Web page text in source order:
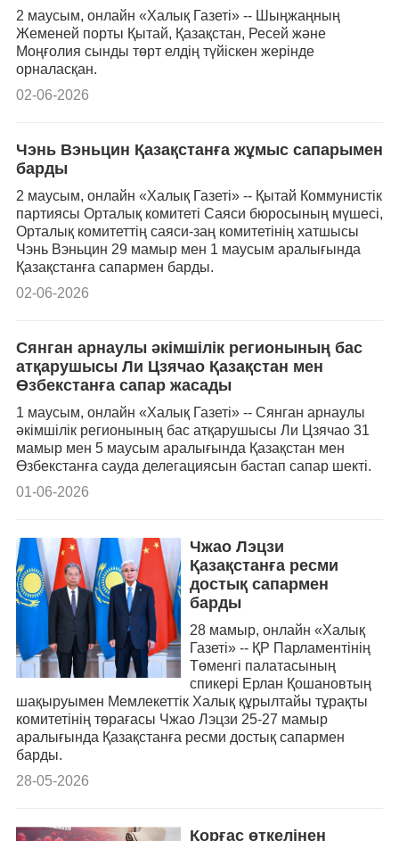
2 маусым, онлайн «Халық Газеті» -- Шыңжаңның
Жеменей порты Қытай, Қазақстан, Ресей және
Моңғолия сынды төрт елдің түйіскен жерінде
орналасқан.
02-06-2026
Чэнь Вэньцин Қазақстанға жұмыс сапарымен
барды
2 маусым, онлайн «Халық Газеті» -- Қытай Коммунистік
партиясы Орталық комитеті Саяси бюросының мүшесі,
Орталық комитеттің саяси-заң комитетінің хатшысы
Чэнь Вэньцин 29 мамыр мен 1 маусым аралығында
Қазақстанға сапармен барды.
02-06-2026
Сянган арнаулы әкімшілік регионының бас
атқарушысы Ли Цзячао Қазақстан мен
Өзбекстанға сапар жасады
1 маусым, онлайн «Халық Газеті» -- Сянган арнаулы
әкімшілік регионының бас атқарушысы Ли Цзячао 31
мамыр мен 5 маусым аралығында Қазақстан мен
Өзбекстанға сауда делегациясын бастап сапар шекті.
01-06-2026
Чжао Лэцзи
Қазақстанға ресми
достық сапармен
барды
28 мамыр, онлайн «Халық
Газеті» -- ҚР Парламентінің
Төменгі палатасының
спикері Ерлан Қошановтың
шақыруымен Мемлекеттік Халық құрылтайы тұрақты
комитетінің төрағасы Чжао Лэцзи 25-27 мамыр
аралығында Қазақстанға ресми достық сапармен
барды.
28-05-2026
Қорғас өткелінен